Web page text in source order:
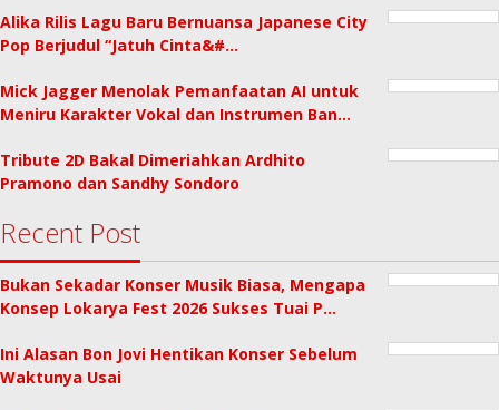
Alika Rilis Lagu Baru Bernuansa Japanese City
Pop Berjudul “Jatuh Cinta&#…
Mick Jagger Menolak Pemanfaatan AI untuk
Meniru Karakter Vokal dan Instrumen Ban…
Tribute 2D Bakal Dimeriahkan Ardhito
Pramono dan Sandhy Sondoro
Recent Post
Bukan Sekadar Konser Musik Biasa, Mengapa
Konsep Lokarya Fest 2026 Sukses Tuai P…
Ini Alasan Bon Jovi Hentikan Konser Sebelum
Waktunya Usai